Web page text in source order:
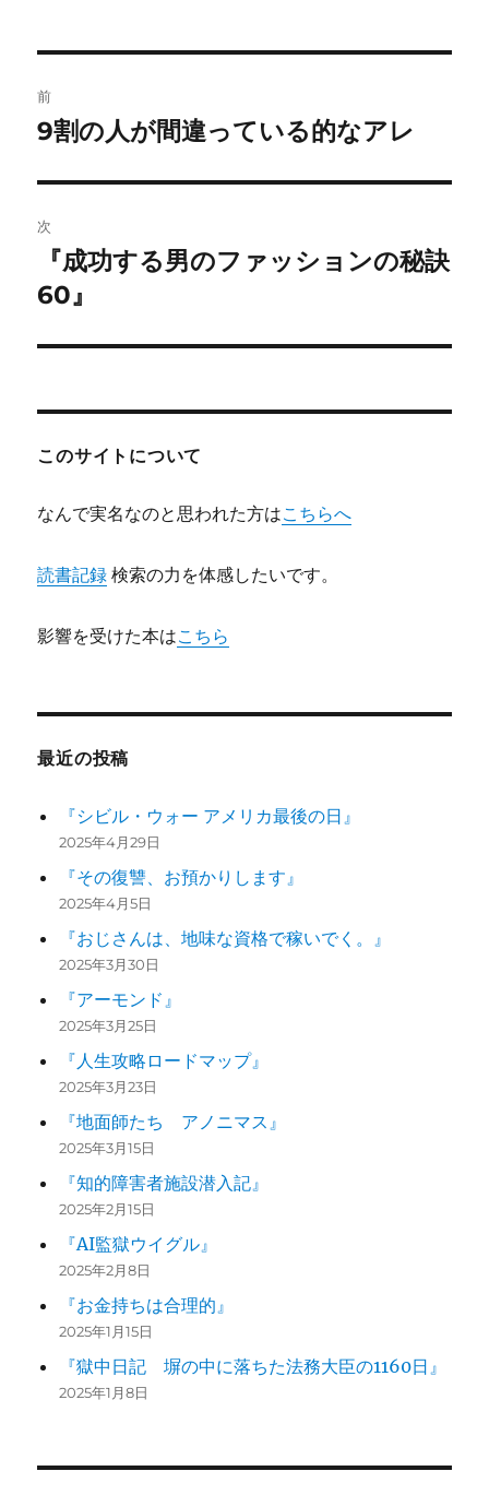
稿
ビ
ゲ
ー
シ
ン
前
前
投
稿:
9割の人が間違っている的なアレ
次
次
の
稿:
『成功する男のファッションの秘訣
60』
このサイトについて
なんで実名なのと思われた方はこちらへ
読書記録 検索の力を体感したいです。
影響を受けた本はこちら
最近の投稿
『シビル・ウォー アメリカ最後の日』
2025年4月29日
『その復讐、お預かりします』
2025年4月5日
『おじさんは、地味な資格で稼いでく。』
2025年3月30日
『アーモンド』
2025年3月25日
『人生攻略ロードマップ』
2025年3月23日
『地面師たち アノニマス』
2025年3月15日
『知的障害者施設潜入記』
2025年2月15日
『AI監獄ウイグル』
2025年2月8日
『お金持ちは合理的』
2025年1月15日
『獄中日記 塀の中に落ちた法務大臣の1160日』
2025年1月8日